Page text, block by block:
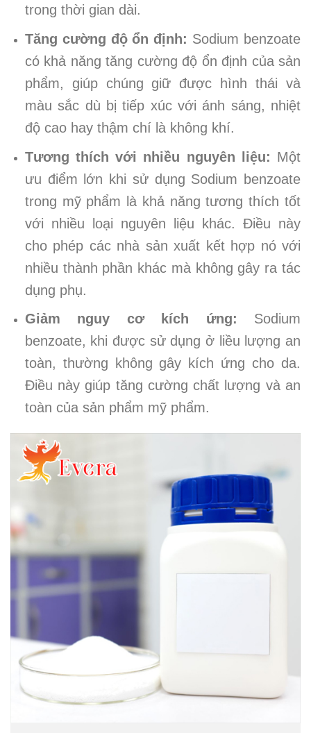
trong thời gian dài.
Tăng cường độ ổn định: Sodium benzoate
có khả năng tăng cường độ ổn định của sản
phẩm, giúp chúng giữ được hình thái và
màu sắc dù bị tiếp xúc với ánh sáng, nhiệt
độ cao hay thậm chí là không khí.
Tương thích với nhiều nguyên liệu: Một
ưu điểm lớn khi sử dụng Sodium benzoate
trong mỹ phẩm là khả năng tương thích tốt
với nhiều loại nguyên liệu khác. Điều này
cho phép các nhà sản xuất kết hợp nó với
nhiều thành phần khác mà không gây ra tác
dụng phụ.
Giảm nguy cơ kích ứng: Sodium
benzoate, khi được sử dụng ở liều lượng an
toàn, thường không gây kích ứng cho da.
Điều này giúp tăng cường chất lượng và an
toàn của sản phẩm mỹ phẩm.